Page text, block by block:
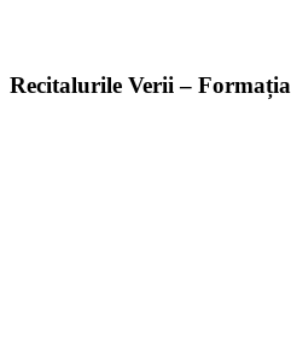
Recitalurile Verii –